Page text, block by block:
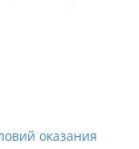
оказания